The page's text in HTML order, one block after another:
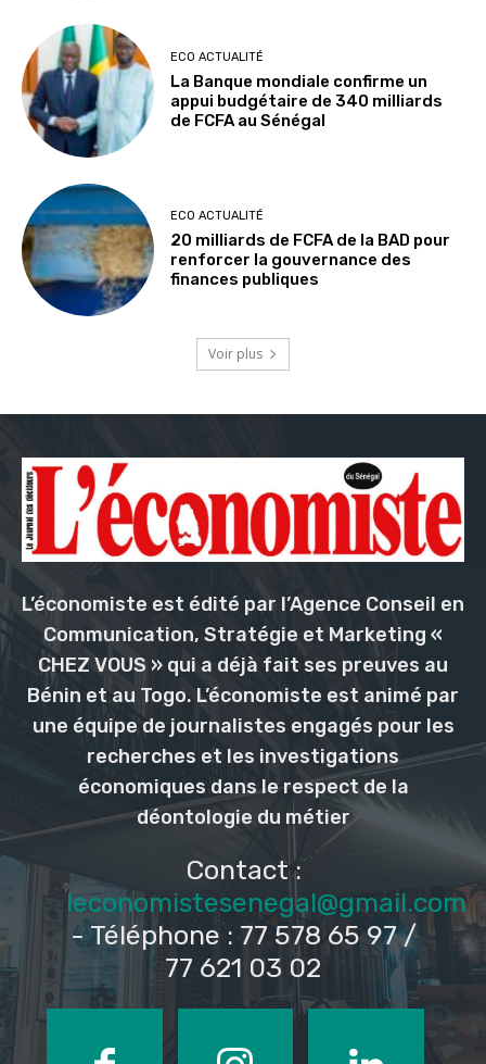
ECO ACTUALITÉ
La Banque mondiale confirme un
appui budgétaire de 340 milliards
de FCFA au Sénégal
ECO ACTUALITÉ
20 milliards de FCFA de la BAD pour
renforcer la gouvernance des
finances publiques
Voir plus
L’économiste est édité par l’Agence Conseil en
Communication, Stratégie et Marketing «
CHEZ VOUS » qui a déjà fait ses preuves au
Bénin et au Togo. L’économiste est animé par
une équipe de journalistes engagés pour les
recherches et les investigations
économiques dans le respect de la
déontologie du métier
Contact :
leconomistesenegal@gmail.com
- Téléphone : 77 578 65 97 /
77 621 03 02